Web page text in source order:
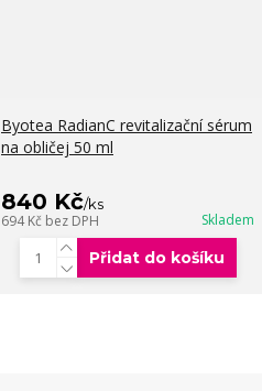
Byotea RadianC revitalizační sérum
na obličej 50 ml
840 Kč/ks
694 Kč bez DPH Skladem
Přidat do košíku